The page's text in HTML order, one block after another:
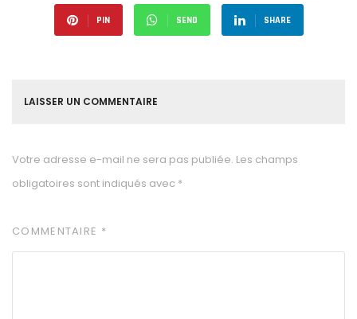
PIN SEND SHARE
LAISSER UN COMMENTAIRE
Votre adresse e-mail ne sera pas publiée. Les champs
obligatoires sont indiqués avec *
COMMENTAIRE *